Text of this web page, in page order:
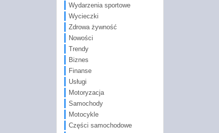
Wydarzenia sportowe
Wycieczki
Zdrowa żywność
Nowości
Trendy
Biznes
Finanse
Usługi
Motoryzacja
Samochody
Motocykle
Części samochodowe